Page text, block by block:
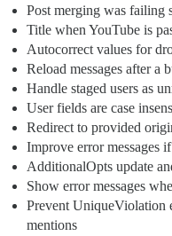
Post merging was failing
Title when YouTube is
Autocorrect values for
Reload messages after a
Handle staged users as
User fields are case
Redirect to provided
Improve error messages
AdditionalOpts update
Show error messages
Prevent UniqueViolation
mentions